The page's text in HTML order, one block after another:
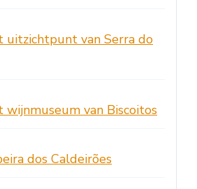
uitzichtpunt van Serra do
wijnmuseum van Biscoitos
dos Caldeirões